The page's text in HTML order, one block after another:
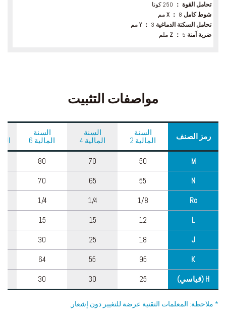
تحامل القوة ：
شوط كامل X ： 8 مم
تحامل السكتة الدماغية Y ： 3 مم
ضربة آمنة Z ： 5 ملم
مواصفات التثبيت
رمز الصنف
السنة
المالية 2
السنة
المالية 4
السنة
المالية 6
M
50
70
80
N
55
65
70
Rc
1/8
1/4
1/4
L
12
15
15
J
18
25
30
K
95
55
64
H (قياسي) 25
30
30
* ملاحظة: المعلمات التقنية عرضة للتغيير دون إشعار.